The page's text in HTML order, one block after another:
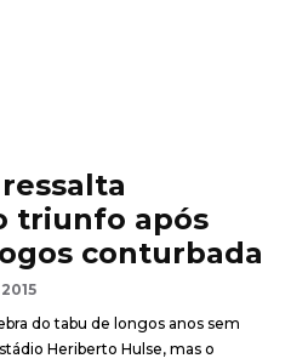
triunfo após
conturbada
do tabu de longos anos sem
Heriberto Hulse, mas o